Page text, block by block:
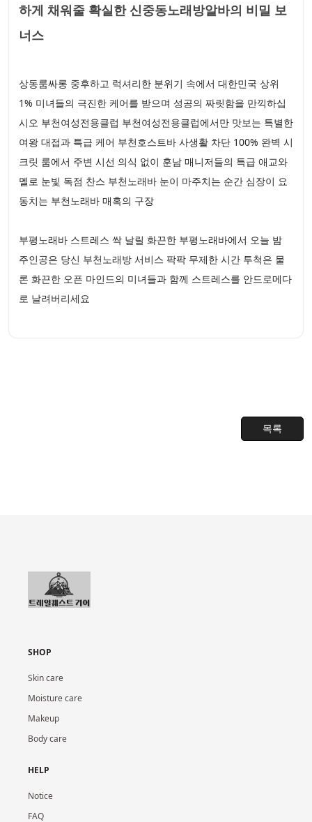
하게 채워줄 확실한 신중동노래방알바의 비밀 보
너스
상동룸싸롱 중후하고 럭셔리한 분위기 속에서 대한민국 상위
1% 미녀들의 극진한 케어를 받으며 성공의 짜릿함을 만끽하십
시오 부천여성전용클럽 부천여성전용클럽에서만 맛보는 특별한
여왕 대접과 특급 케어 부천호스트바 사생활 차단 100% 완벽 시
크릿 룸에서 주변 시선 의식 없이 훈남 매니저들의 특급 애교와
멜로 눈빛 독점 찬스 부천노래바 눈이 마주치는 순간 심장이 요
동치는 부천노래바 매혹의 구장
부평노래바 스트레스 싹 날릴 화끈한 부평노래바에서 오늘 밤
주인공은 당신 부천노래방 서비스 팍팍 무제한 시간 투척은 물
론 화끈한 오픈 마인드의 미녀들과 함께 스트레스를 안드로메다
로 날려버리세요
목록
SHOP
Skin care
Moisture care
Makeup
Body care
HELP
Notice
FAQ